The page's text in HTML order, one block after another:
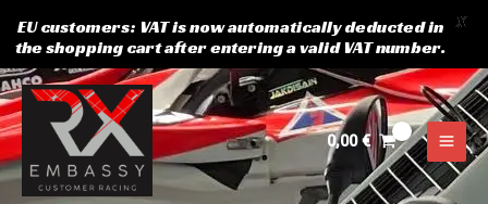
Siirry
sisältöön
0,00€
EU customers: VAT is now automatically deducted in
the shopping cart after entering a valid VAT number.
X